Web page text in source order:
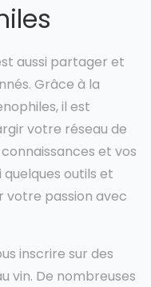
aussi partager et
Grâce à la
il est
votre réseau de
et vos
outils et
passion avec
inscrire sur des
vin. De nombreuses